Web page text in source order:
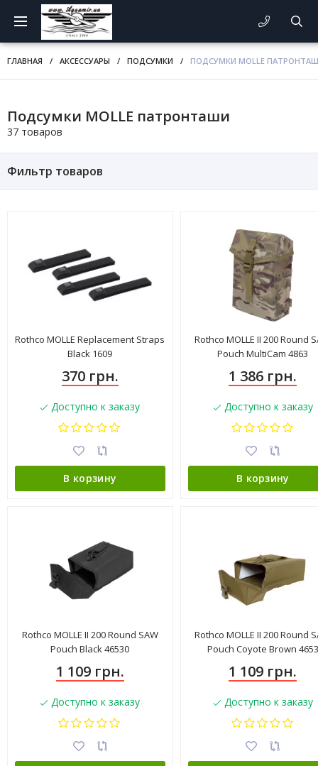
ГЛАВНАЯ / АКСЕССУАРЫ / ПОДСУМКИ / ПОДСУМКИ MOLLE
Подсумки MOLLE патронташи
37 товаров
Фильтр товаров
Rothco MOLLE Replacement Straps
Black 1609
370 грн.
Доступно к заказу
В корзину
Rothco MOLLE II 200 Round
Pouch MultiCam 4863
1 386 грн.
Доступно к заказу
В корзину
Rothco MOLLE II 200 Round SAW
Pouch Black 46530
1 109 грн.
Доступно к заказу
Rothco MOLLE II 200 Round
Pouch Coyote Brown 4653
1 109 грн.
Доступно к заказу